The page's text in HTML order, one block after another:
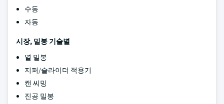
수동
자동
시장, 밀봉 기술별
열 밀봉
지퍼/슬라이더 적용기
캔 씨밍
진공 밀봉